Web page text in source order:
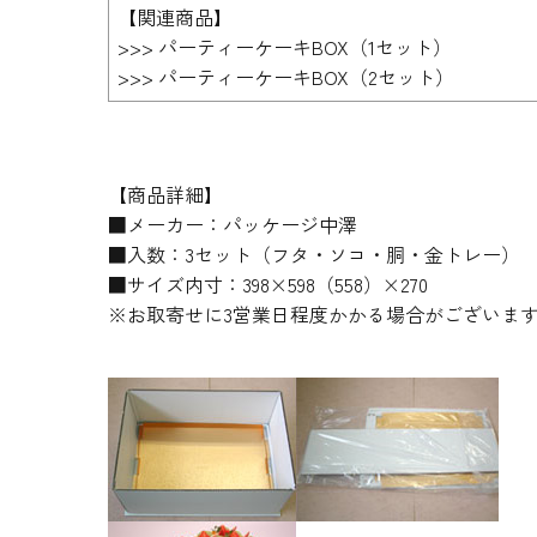
【関連商品】
>>> パーティーケーキBOX（1セット）
>>> パーティーケーキBOX（2セット）
【商品詳細】
■メーカー：パッケージ中澤
■入数：3セット（フタ・ソコ・胴・金トレー）
■サイズ内寸：398×598（558）×270
※お取寄せに3営業日程度かかる場合がございま